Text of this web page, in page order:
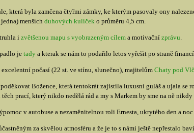
která byla zamčena čtyřmi zámky, ke kterým pasovaly ony
menšíchduhových kuličeko průměru 4,5 cm.
i zvětšenou mapu s vyobrazeným cílema motivační zprávu.
je tadya kterak se nám to podařilo letos vyřešit po straně
excelentní počasí (22 st. ve stínu, slunečno), majitelům Chaty pod
Božence, která tentokrát zajistila luxusní guláš a ujala se
prací, který nikdo nedělá rád a my s Markem by sme na ně
v autobuse a nezaměnitelnou roli Ernesta, ukrytého den a
za skvělou atmosféru a že je to s námi ještě nepřestalo